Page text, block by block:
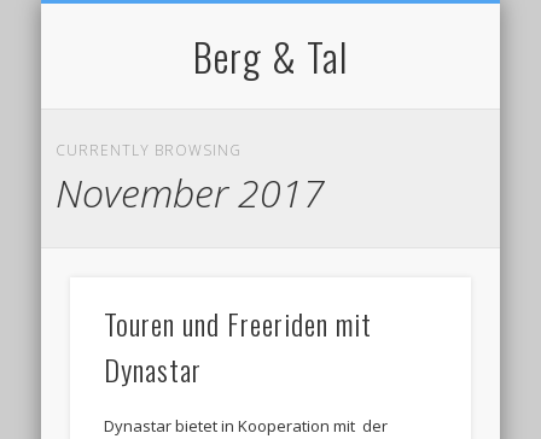
Berg & Tal
CURRENTLY BROWSING
November 2017
Touren und Freeriden mit
Dynastar
Dynastar bietet in Kooperation mit der